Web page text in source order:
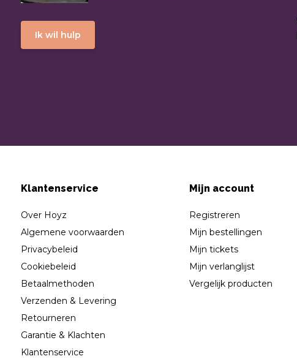
Ik wil hulp
Klantenservice
Over Hoyz
Algemene voorwaarden
Privacybeleid
Cookiebeleid
Betaalmethoden
Verzenden & Levering
Retourneren
Garantie & Klachten
Klantenservice
Mijn account
Registreren
Mijn bestellingen
Mijn tickets
Mijn verlanglijst
Vergelijk producten